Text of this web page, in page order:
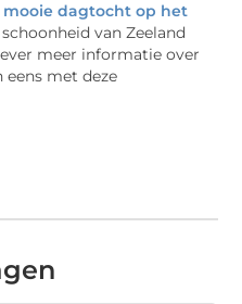
mooie dagtocht op het
van Zeeland
meer informatie over
eens met deze